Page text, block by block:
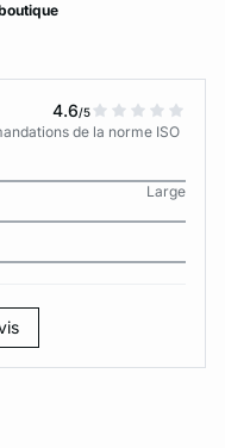
4.6/5
de la norme ISO
Large